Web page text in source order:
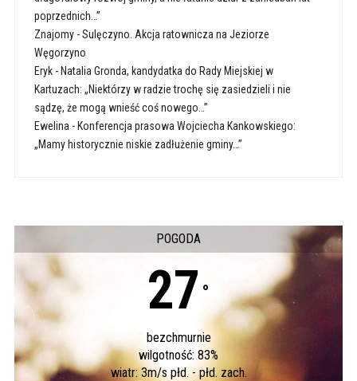
poprzednich…”
Znajomy-Sulęczyno. Akcja ratownicza na Jeziorze
Węgorzyno
Eryk- Natalia Gronda, kandydatka do Rady Miejskiej w
Kartuzach: „Niektórzy w radzie trochę się zasiedzieli i nie
sądzę, że mogą wnieść coś nowego…”
Ewelina - Konferencja prasowa Wojciecha Kankowskiego:
„Mamy historycznie niskie zadłużenie gminy…”
POGODA
27 °
bezchmurnie
wilgotność: 83%
wiatr: 3m/s płd. - płd. zach.